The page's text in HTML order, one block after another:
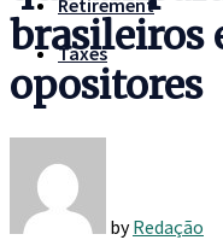
Retirement
Taxes
brasileiros
opositores
by Redação